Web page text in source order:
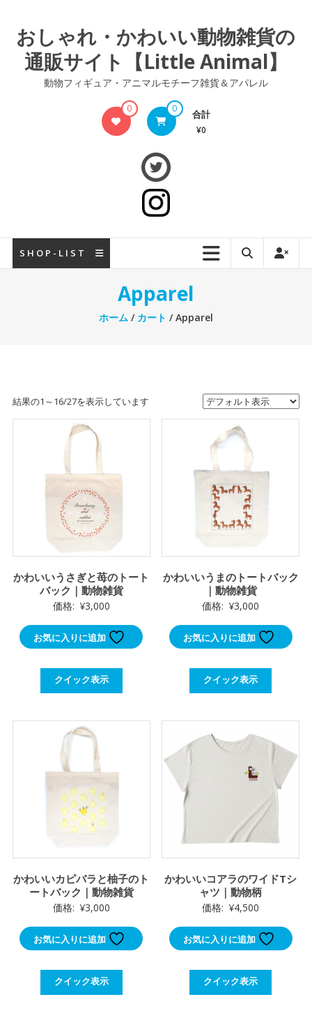
おしゃれ・かわいい動物雑貨の
通販サイト【Little Animal】
動物フィギュア・アニマルモチーフ雑貨＆アパレル
0 0 合計
¥0
S H O P - L I S T
Apparel
ホーム/ カート / Apparel
結果の1～16/27を表示しています
かわいいうさぎと苺のトート
バック｜動物雑貨
価格: ¥3,000
お気に入りに追加
クイック表示
かわいいうまのトートバック
｜動物雑貨
価格: ¥3,000
お気に入りに追加
クイック表示
かわいいカピバラと柚子のト
ートバック｜動物雑貨
価格: ¥3,000
お気に入りに追加
クイック表示
かわいいコアラのワイドTシ
ャツ｜動物柄
価格: ¥4,500
お気に入りに追加
クイック表示